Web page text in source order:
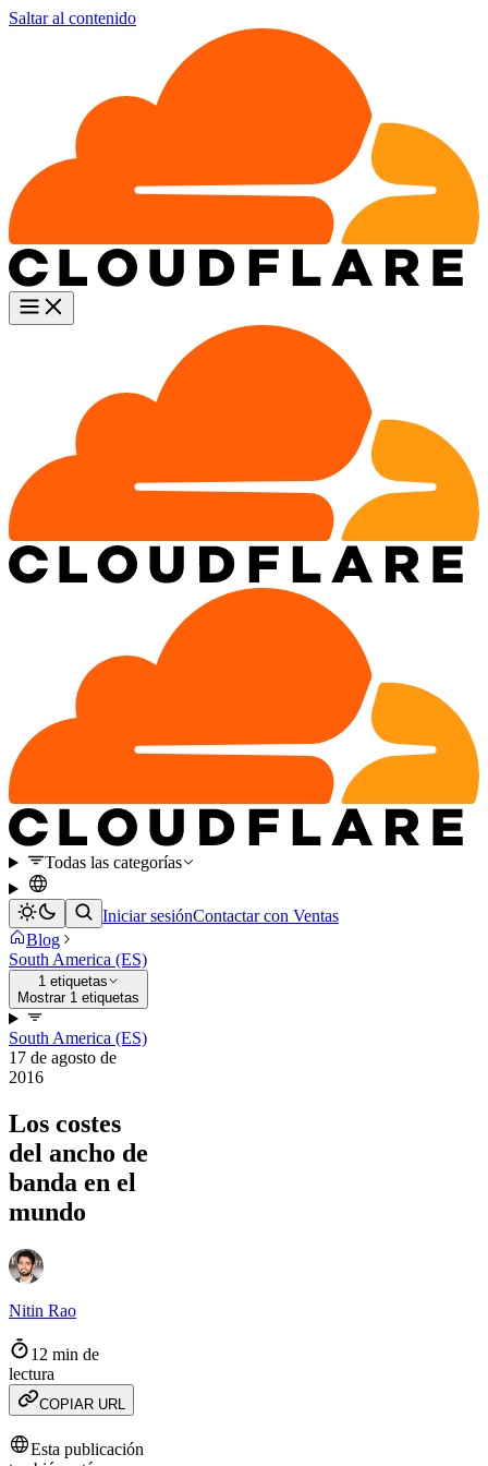
Saltar al contenido
Todas las categorías
Iniciar sesiónContactar con Ventas
Blog
South America (ES)
1 etiquetas
Mostrar 1 etiquetas
South America (ES)
17 de agosto de
2016
Los costes
del ancho de
banda en el
mundo
Nitin Rao
12 min de
lectura
COPIAR URL
Esta publicación